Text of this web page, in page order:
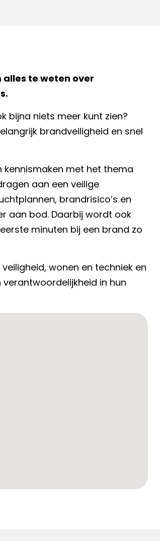
alles te weten over
bijna niets meer kunt zien?
brandveiligheid en snel
kennismaken met het thema
aan een veilige
brandrisico’s en
aan bod. Daarbij wordt ook
minuten bij een brand zo
wonen en techniek en
verantwoordelijkheid in hun